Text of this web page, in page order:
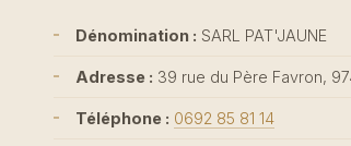
Dénomination : SARL PAT'JAUNE
Adresse : 39 rue du Père Favron,
Téléphone : 0692 85 81 14